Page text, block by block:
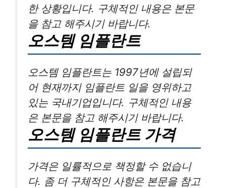
한 상황입니다. 구체적인 내용은 본문
을 참고 해주시기 바랍니다.
오스템 임플란트
오스템 임플란트는 1997년에 설립되
어 현재까지 임플란트 일을 영위하고
있는 국내기업입니다. 구체적인 내용
은 본문을 참고 해주시기 바랍니다.
오스템 임플란트 가격
가격은 일률적으로 책정할 수 없습니
다. 좀 더 구체적인 사항은 본문을 참고